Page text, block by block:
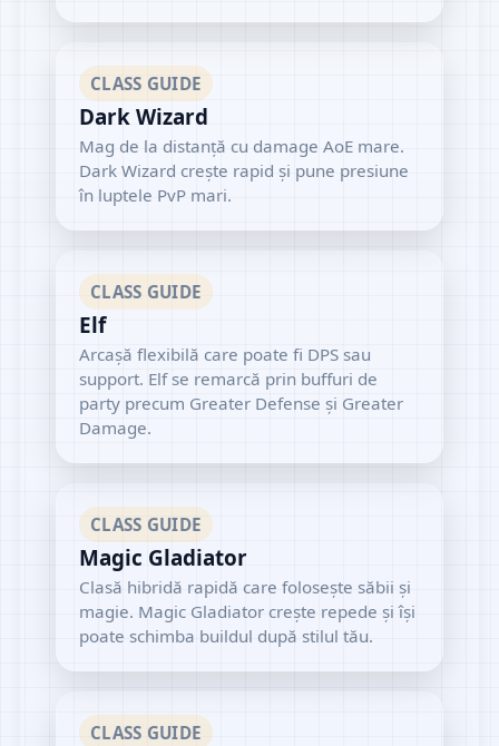
CLASS GUIDE
Dark Wizard
Mag de la distanță cu damage AoE mare.
Dark Wizard crește rapid și pune presiune
în luptele PvP mari.
CLASS GUIDE
Elf
Arcașă flexibilă care poate fi DPS sau
support. Elf se remarcă prin buffuri de
party precum Greater Defense și Greater
Damage.
CLASS GUIDE
Magic Gladiator
Clasă hibridă rapidă care folosește săbii și
magie. Magic Gladiator crește repede și își
poate schimba buildul după stilul tău.
CLASS GUIDE